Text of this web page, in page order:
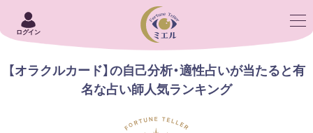
ログイン
【オラクルカード】の自己分析・適性占いが当たると有
名な占い師人気ランキング